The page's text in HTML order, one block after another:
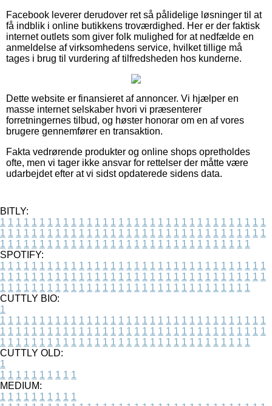
Facebook leverer derudover ret så pålidelige løsninger til at
få indblik i online butikkens troværdighed. Her er der faktisk
internet outlets som giver folk mulighed for at nedfælde en
anmeldelse af virksomhedens service, hvilket tillige må
tages i brug til vurdering af tilfredsheden hos kunderne.
Dette website er finansieret af annoncer. Vi hjælper en
masse internet selskaber hvori vi præsenterer
forretningernes tilbud, og høster honorar om en af vores
brugere gennemfører en transaktion.
Fakta vedrørende produkter og online shops opretholdes
ofte, men vi tager ikke ansvar for rettelser der måtte være
udarbejdet efter at vi sidst opdaterede sidens data.
BITLY:
1 1 1 1 1 1 1 1 1 1 1 1 1 1 1 1 1 1 1 1 1 1 1 1 1 1 1 1 1 1 1 1 1 1
1 1 1 1 1 1 1 1 1 1 1 1 1 1 1 1 1 1 1 1 1 1 1 1 1 1 1 1 1 1 1 1 1 1
1 1 1 1 1 1 1 1 1 1 1 1 1 1 1 1 1 1 1 1 1 1 1 1 1 1 1 1 1 1 1 1
SPOTIFY:
1 1 1 1 1 1 1 1 1 1 1 1 1 1 1 1 1 1 1 1 1 1 1 1 1 1 1 1 1 1 1 1 1 1
1 1 1 1 1 1 1 1 1 1 1 1 1 1 1 1 1 1 1 1 1 1 1 1 1 1 1 1 1 1 1 1 1 1
1 1 1 1 1 1 1 1 1 1 1 1 1 1 1 1 1 1 1 1 1 1 1 1 1 1 1 1 1 1 1 1
CUTTLY BIO:
1
1 1 1 1 1 1 1 1 1 1 1 1 1 1 1 1 1 1 1 1 1 1 1 1 1 1 1 1 1 1 1 1 1 1
1 1 1 1 1 1 1 1 1 1 1 1 1 1 1 1 1 1 1 1 1 1 1 1 1 1 1 1 1 1 1 1 1 1
1 1 1 1 1 1 1 1 1 1 1 1 1 1 1 1 1 1 1 1 1 1 1 1 1 1 1 1 1 1 1 1
CUTTLY OLD:
1
1 1 1 1 1 1 1 1 1 1
MEDIUM:
1 1 1 1 1 1 1 1 1 1